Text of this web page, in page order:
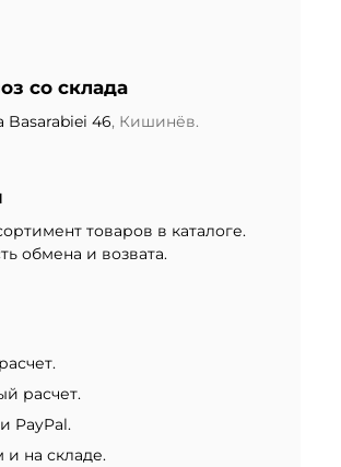
со склада
Basarabiei 46, Кишинёв.
товаров в каталоге.
обмена и возвата.
расчет.
PayPal.
и на складе.